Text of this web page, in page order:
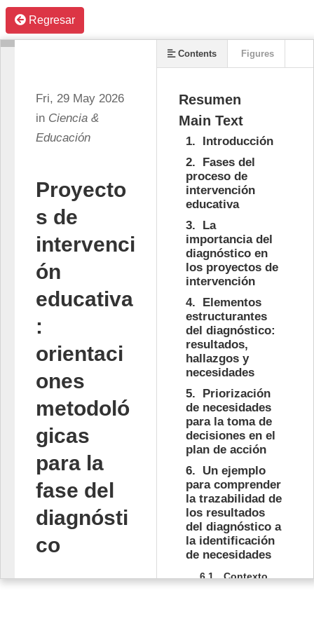
Regresar
Fri, 29 May 2026
in Ciencia &
Educación
Proyecto
s de
intervenci
ón
educativa
:
orientaci
ones
metodoló
gicas
para la
fase del
diagnósti
co
Resumen
Main Text
1.
Introducción
2.
Fases del
proceso de
intervención
educativa
3.
La
importancia del
diagnóstico en
los proyectos de
intervención
4.
Elementos
estructurantes
del diagnóstico:
resultados,
hallazgos y
necesidades
5.
Priorización
de necesidades
para la toma de
decisiones en el
plan de acción
6.
Un ejemplo
para comprender
la trazabilidad de
los resultados
del diagnóstico a
la identificación
de necesidades
6.1.
Contexto
Contents Figures